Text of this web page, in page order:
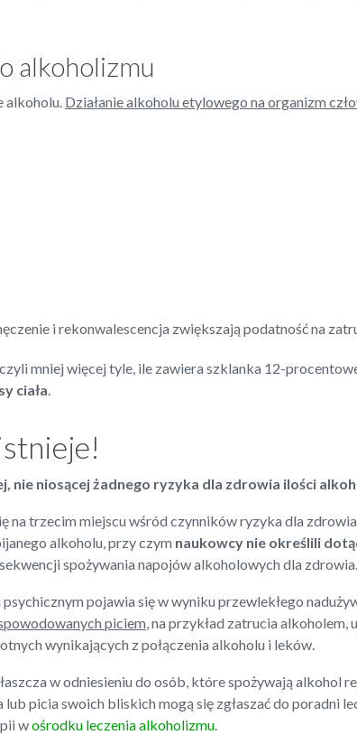
alkoholizmu
alkoholu. Działanie alkoholu etylowego na organizm
i rekonwalescencja zwiększają podatność na
mniej więcej tyle, ile zawiera szklanka 12-
ciała.
nie niosącej żadnego ryzyka dla zdrowia ilości
na trzecim miejscu wśród czynników ryzyka dla
alkoholu, przy czym naukowcy nie określili
spożywania napojów alkoholowych dla zdrowia.
pojawia się w wyniku przewlekłego
piciem, na przykład zatrucia
wynikających z połączenia alkoholu i leków.
w odniesieniu do osób, które spożywają alkohol
picia swoich bliskich mogą się zgłaszać do poradni
wośrodku leczenia alkoholizmu.